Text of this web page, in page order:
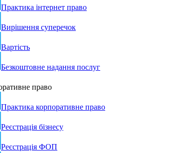
Практика інтернет право
Вирішення суперечок
Вартість
Безкоштовне надання послуг
право
Практика корпоративне право
Реєстрація бізнесу
Реєстрація ФОП